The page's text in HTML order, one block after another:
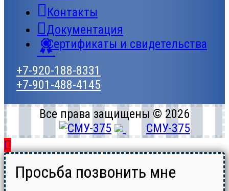
Контакты
Документация
Сертификаты и свидетельства
+7-920-188-8331
+7-901-488-4145
Все права защищены © 2026
СМУ-375
Просьба позвонить мне